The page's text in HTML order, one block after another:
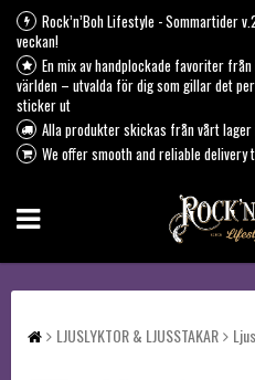
Rock’n’Boh Lifestyle - Sommartider
veckan!
En mix av handplockade favoriter
världen – utvalda för dig som gillar det
sticker ut
Alla produkter skickas från vårt
We offer smooth and reliable delivery
LJUSLYKTOR & LJUSSTAKAR